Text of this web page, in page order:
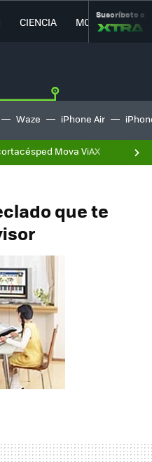
CIENCIA MOVILIDAD
Suscríbete a
Waze iPhone Air
Mova ViAX
que te